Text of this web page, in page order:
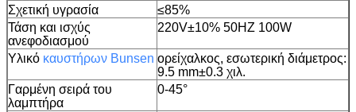
Σχετική υγρασία
≤85%
Τάση και ισχύς
ανεφοδιασμού
220V±10% 50HZ 100W
Υλικό καυστήρων Bunsen ορείχαλκος, εσωτερική διάμετρος:
9.5 mm±0.3 χιλ.
Γαρμένη σειρά του
λαμπτήρα
0-45°